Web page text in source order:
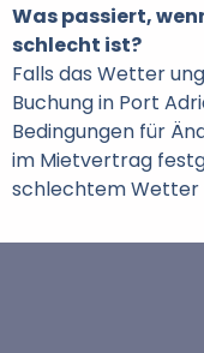
Was passiert,
schlecht ist?
Falls das Wetter
Buchung in Port
Bedingungen für
im Mietvertrag
schlechtem Wetter